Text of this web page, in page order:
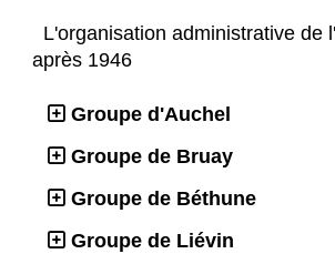
L'organisation administrative de
après 1946
Groupe d'Auchel
Groupe de Bruay
Groupe de Béthune
Groupe de Liévin